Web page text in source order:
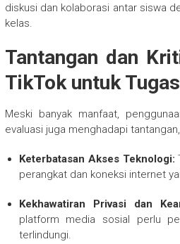
diskusi dan kolaborasi antar siswa
kelas.
Tantangan dan
TikTok untuk Tugas
Meski banyak manfaat,
evaluasi juga menghadapi
Keterbatasan Akses Teknologi:
perangkat dan koneksi internet
Kekhawatiran Privasi dan
platform media sosial perlu
terlindungi.